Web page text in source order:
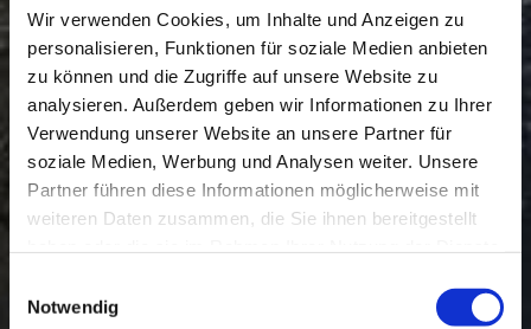
Wir verwenden Cookies, um Inhalte und Anzeigen zu
personalisieren, Funktionen für soziale Medien anbieten
zu können und die Zugriffe auf unsere Website zu
analysieren. Außerdem geben wir Informationen zu Ihrer
Verwendung unserer Website an unsere Partner für
soziale Medien, Werbung und Analysen weiter. Unsere
Partner führen diese Informationen möglicherweise mit
weiteren Daten zusammen, die Sie ihnen bereitgestellt
Notwendig